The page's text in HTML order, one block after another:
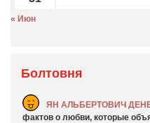
« Июн
Болтовня
ЯН АЛЬБЕРТОВИЧ
фактов о любви, которые